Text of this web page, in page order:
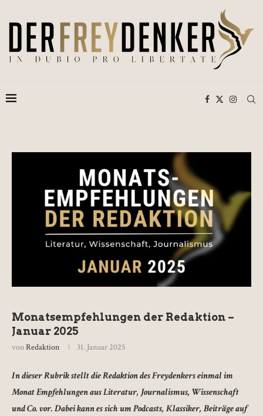
Monatsempfehlungen der Redaktion –
Januar 2025
vonRedaktion 31. Januar 2025
In dieser Rubrik stellt die Redaktion des Freydenkers einmal im
Monat Empfehlungen aus Literatur, Journalismus, Wissenschaft
und Co. vor. Dabei kann es sich um Podcasts, Klassiker, Beiträge auf